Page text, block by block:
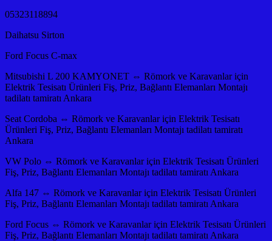
05323118894
Daihatsu Sirton
Ford Focus C-max
Mitsubishi L 200 KAMYONET ⇔ Römork ve Karavanlar için
Elektrik Tesisatı Ürünleri Fiş, Priz, Bağlantı Elemanları Montajı
tadilatı tamiratı Ankara
Seat Cordoba ⇔ Römork ve Karavanlar için Elektrik Tesisatı
Ürünleri Fiş, Priz, Bağlantı Elemanları Montajı tadilatı tamiratı
Ankara
VW Polo ⇔ Römork ve Karavanlar için Elektrik Tesisatı Ürünleri
Fiş, Priz, Bağlantı Elemanları Montajı tadilatı tamiratı Ankara
Alfa 147 ⇔ Römork ve Karavanlar için Elektrik Tesisatı Ürünleri
Fiş, Priz, Bağlantı Elemanları Montajı tadilatı tamiratı Ankara
Ford Focus ⇔ Römork ve Karavanlar için Elektrik Tesisatı Ürünleri
Fiş, Priz, Bağlantı Elemanları Montajı tadilatı tamiratı Ankara